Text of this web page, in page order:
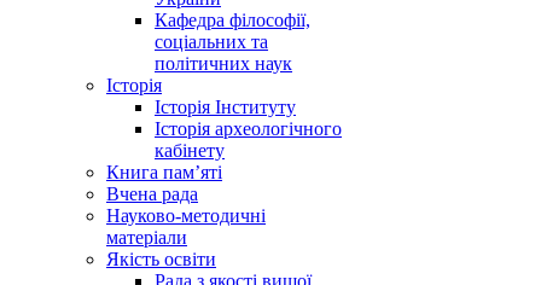
Кафедра філософії,
соціальних та
політичних наук
Історія
Історія Інституту
Історія археологічного
кабінету
Книга памʼяті
Вчена рада
Науково-методичні
матеріали
Якість освіти
Рада з якості вищої